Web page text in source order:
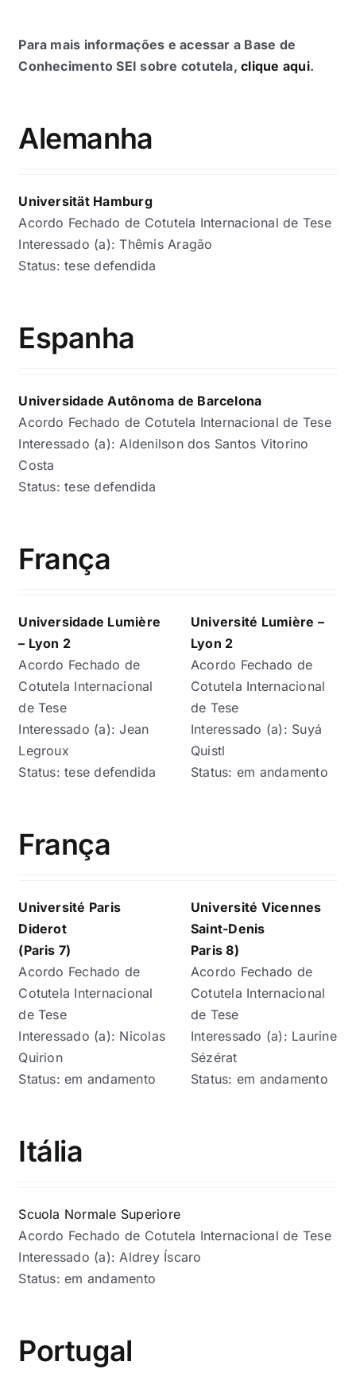
Para mais informações e acessar a Base de
Conhecimento SEI sobre cotutela,clique aqui.
Alemanha
Universität Hamburg
Acordo Fechado de Cotutela Internacional de Tese
Interessado (a): Thêmis Aragão
Status: tese defendida
Espanha
Universidade Autônoma de Barcelona
Acordo Fechado de Cotutela Internacional de Tese
Interessado (a): Aldenilson dos Santos Vitorino
Costa
Status: tese defendida
França
Universidade Lumière
– Lyon 2
Acordo Fechado de
Cotutela Internacional
de Tese
Interessado (a): Jean
Legroux
Status: tese defendida
Université Lumière –
Lyon 2
Acordo Fechado de
Cotutela Internacional
de Tese
Interessado (a): Suyá
Quistl
Status: em andamento
França
Université Paris
Diderot
(Paris 7)
Acordo Fechado de
Cotutela Internacional
de Tese
Interessado (a): Nicolas
Quirion
Status: em andamento
Université Vicennes
Saint-Denis
Paris 8)
Acordo Fechado de
Cotutela Internacional
de Tese
Interessado (a): Laurine
Sézérat
Status: em andamento
Itália
Scuola Normale Superiore
Acordo Fechado de Cotutela Internacional de Tese
Interessado (a): Aldrey Íscaro
Status: em andamento
Portugal